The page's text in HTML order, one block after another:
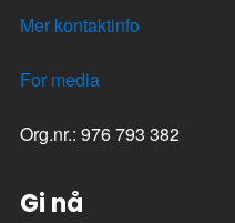
Mer kontaktinfo
For media
Org.nr.: 976 793 382
Gi nå